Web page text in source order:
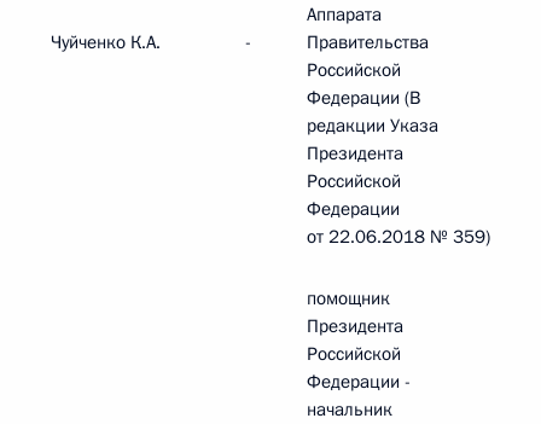
Чуйченко К.А. -
Аппарата
Правительства
Российской
Федерации (В
редакции Указа
Президента
Российской
Федерации
от 22.06.2018 № 359)
помощник
Президента
Российской
Федерации -
начальник